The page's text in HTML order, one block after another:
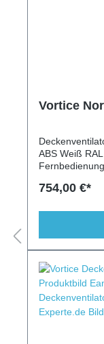
Vortice
ABS Weiß
754,00 €*